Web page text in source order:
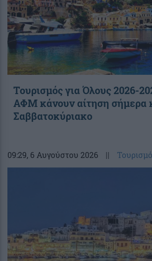
Τουρισμός για Όλους 2026-
ΑΦΜ κάνουν αίτηση σήμερα
Σαββατοκύριακο
09:29, 6 Αυγούστου 2026 ||